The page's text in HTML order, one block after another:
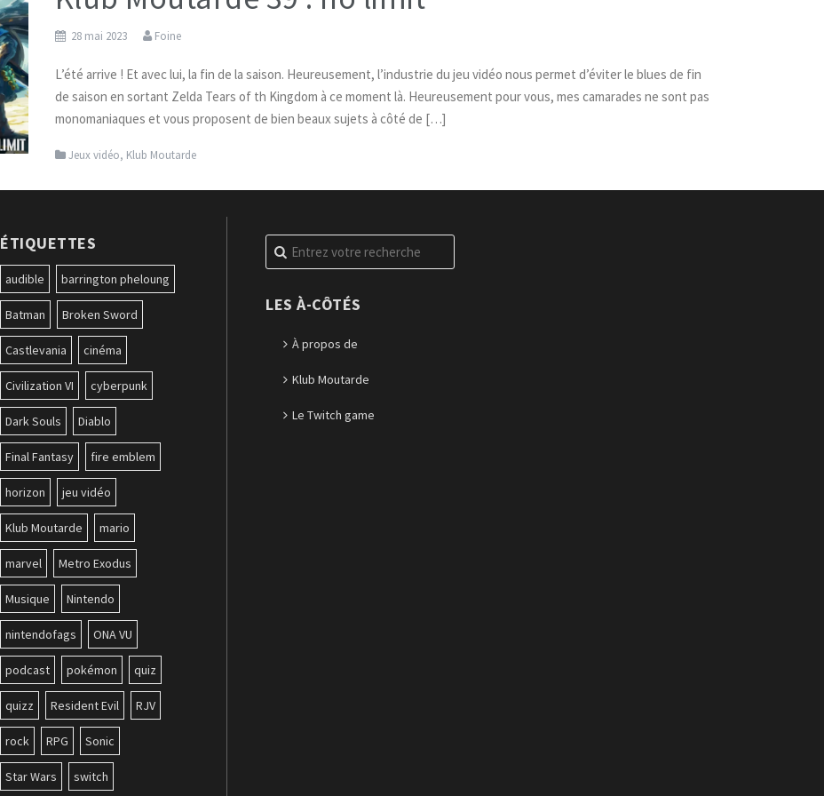
28 mai 2023 Foine
L’été arrive ! Et avec lui, la fin de la saison. Heureusement, l’industrie du jeu vidéo nous permet d’éviter le blues de fin
de saison en sortant Zelda Tears of th Kingdom à ce moment là. Heureusement pour vous, mes camarades ne sont pas
monomaniaques et vous proposent de bien beaux sujets à côté de […]
Jeux vidéo, Klub Moutarde
ÉTIQUETTES
audible barrington pheloung
Batman Broken Sword
Castlevania cinéma
Civilization VI cyberpunk
Dark Souls Diablo
Final Fantasy fire emblem
horizon jeu vidéo
Klub Moutarde mario
marvel Metro Exodus
Musique Nintendo
nintendofags ONA VU
podcast pokémon quiz
quizz Resident Evil RJV
rock RPG Sonic
Star Wars switch
Recherche
pour
LES À-CÔTÉS
À propos de
Klub Moutarde
Le Twitch game